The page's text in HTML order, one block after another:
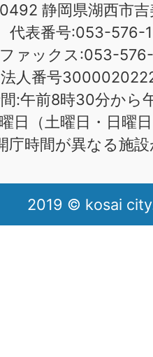
静岡県湖西市
代表番号:053-576-
ファックス:053-576-
法人番号
:午前8時30分から
日（土曜日・日曜
庁時間が異なる施
2019 © kosai